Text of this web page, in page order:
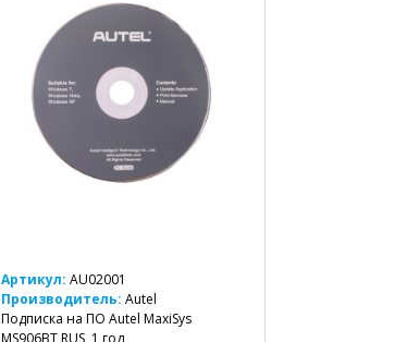
Артикул: AU02001
Производитель: Autel
Подписка на ПО Autel MaxiSys
MS906BT RUS, 1 год